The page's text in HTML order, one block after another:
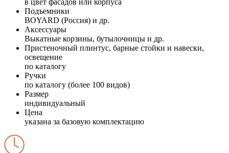
Подъемники
BOYARD (Россия) и др.
Аксессуары
Выкатные корзины, бутылочницы и др.
Пристеночный плинтус, барные стойки и навески,
освещение
по каталогу
Ручки
по каталогу (более 100 видов)
Размер
индивидуальный
Цена
указана за базовую комплектацию